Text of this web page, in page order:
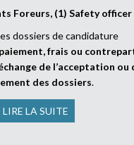
Foreurs, (1) Safety officer
dossiers de candidature
frais ou
de l’acceptation ou
des dossiers.
LIRE LA SUITE